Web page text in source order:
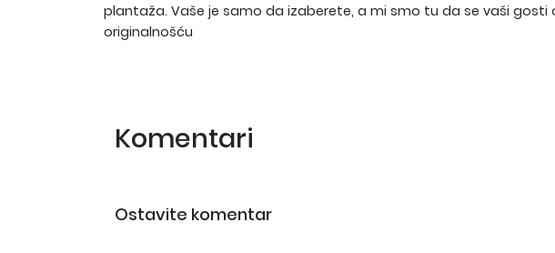
plantaža. Vaše je samo da izaberete, a mi smo tu da se vaši gosti
originalnošću
Komentari
Ostavite komentar